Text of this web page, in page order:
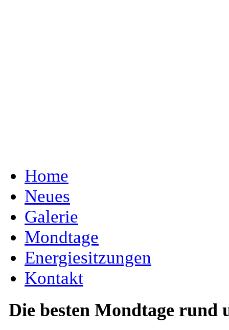
Home
Neues
Galerie
Mondtage
Energiesitzungen
Kontakt
Die besten Mondtage rund